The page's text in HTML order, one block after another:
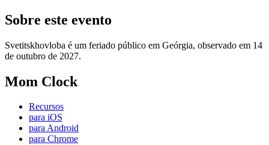
Sobre este evento
Svetitskhovloba é um feriado público em Geórgia, observado em 14
de outubro de 2027.
Mom Clock
Recursos
para iOS
para Android
para Chrome